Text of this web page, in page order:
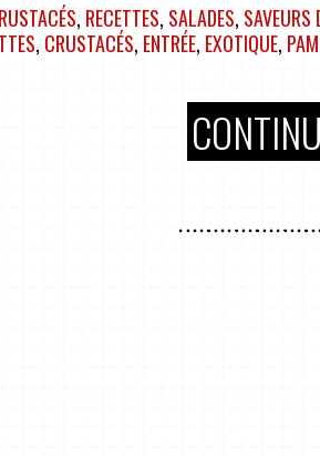
, RECETTES, SALADES, SAVEURS
, CRUSTACÉS, ENTRÉE, EXOTIQUE,